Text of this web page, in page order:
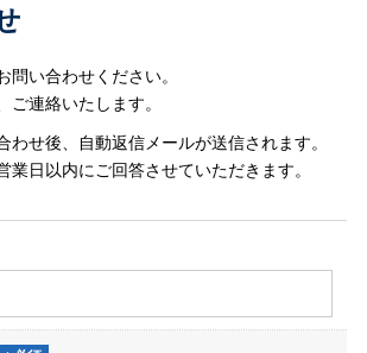
い合わせください。
ご連絡いたします。
わせ後、自動返信メールが送信されます。
業日以内にご回答させていただきます。